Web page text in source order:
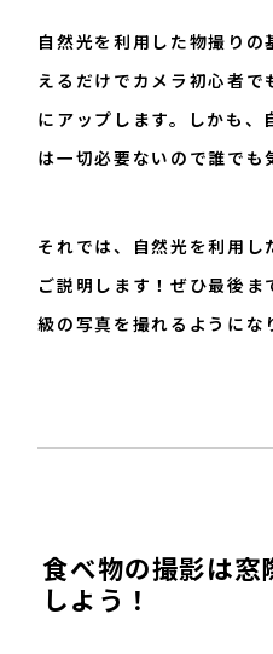
自然光を利用した物撮りの
えるだけでカメラ初心者で
にアップします。しかも、
は一切必要ないので誰でも
それでは、自然光を利用し
ご説明します！ぜひ最後ま
級の写真を撮れるようにな
食べ物の撮影は窓
しよう！